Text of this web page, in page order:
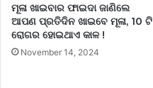
ମୂଳା ଖାଇବାର ଫାଇଦା ଜାଣିଲେ
ଆପଣ ପ୍ରତିଦିନ ଖାଇବେ ମୂଳା, 10 ଟି
ରୋଗର ହୋଇଥାଏ କାଳ !
November 14, 2024